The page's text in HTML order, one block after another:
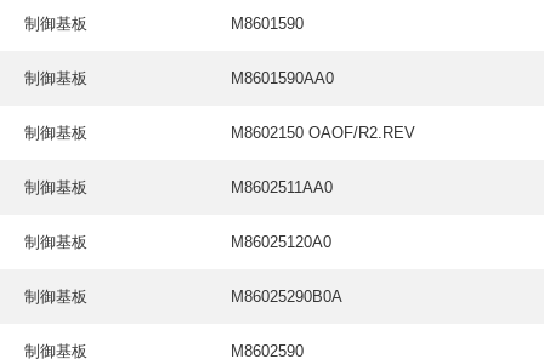
制御基板 M8601590
制御基板 M8601590AA0
制御基板 M8602150 OAOF/R2.REV
制御基板 M8602511AA0
制御基板 M86025120A0
制御基板 M86025290B0A
制御基板 M8602590